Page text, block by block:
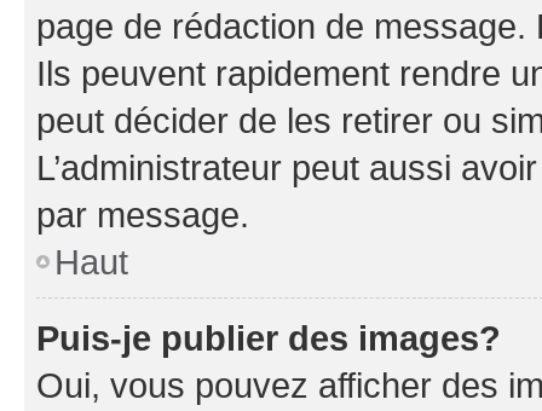
page de rédaction de
Ils peuvent rapidement rendre
peut décider de les retirer ou
L’administrateur peut aussi
par message.
Haut
Puis-je publier des images?
Oui, vous pouvez afficher des